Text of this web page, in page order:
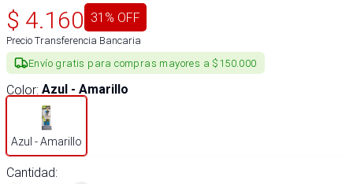
$ 4.160 31 % OFF
Precio Transferencia Bancaria
Envío gratis para compras mayores a $150.000
Color: Azul - Amarillo
Azul - Amarillo
Cantidad: